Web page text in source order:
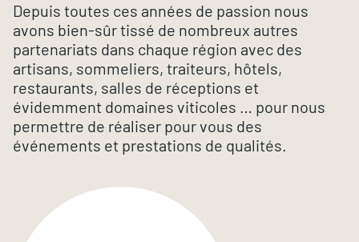
Depuis toutes ces années de passion nous
avons bien-sûr tissé de nombreux autres
partenariats dans chaque région avec des
artisans, sommeliers, traiteurs, hôtels,
restaurants, salles de réceptions et
évidemment domaines viticoles … pour nous
permettre de réaliser pour vous des
événements et prestations de qualités.